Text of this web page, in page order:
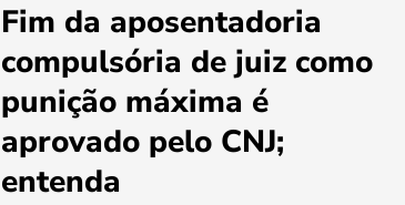
Fim da aposentadoria
compulsória de juiz como
punição máxima é
aprovado pelo CNJ;
entenda